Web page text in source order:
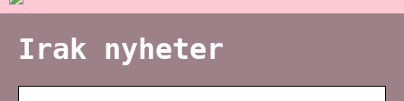
Irak nyheter